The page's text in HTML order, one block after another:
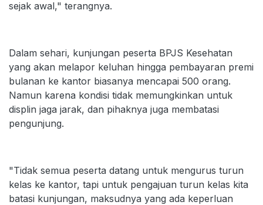
sejak awal," terangnya.
Dalam sehari, kunjungan peserta BPJS Kesehatan
yang akan melapor keluhan hingga pembayaran premi
bulanan ke kantor biasanya mencapai 500 orang.
Namun karena kondisi tidak memungkinkan untuk
displin jaga jarak, dan pihaknya juga membatasi
pengunjung.
"Tidak semua peserta datang untuk mengurus turun
kelas ke kantor, tapi untuk pengajuan turun kelas kita
batasi kunjungan, maksudnya yang ada keperluan